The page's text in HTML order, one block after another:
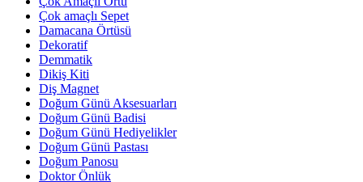
Çok amaçlı Sepet
Damacana Örtüsü
Dekoratif
Demmatik
Dikiş Kiti
Diş Magnet
Doğum Günü Aksesuarları
Doğum Günü Badisi
Doğum Günü Hediyelikler
Doğum Günü Pastası
Doğum Panosu
Doktor Önlük